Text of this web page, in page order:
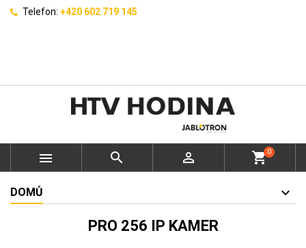
Telefon: +420 602 719 145
   shopping_cart0
DOMŮ
PRO 256 IP KAMER